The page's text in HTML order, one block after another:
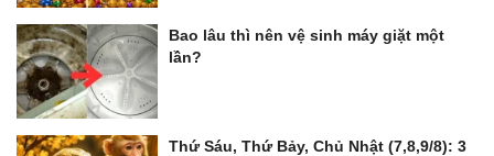
Bao lâu thì nên vệ sinh máy giặt một
lần?
Thứ Sáu, Thứ Bảy, Chủ Nhật (7,8,9/8): 3